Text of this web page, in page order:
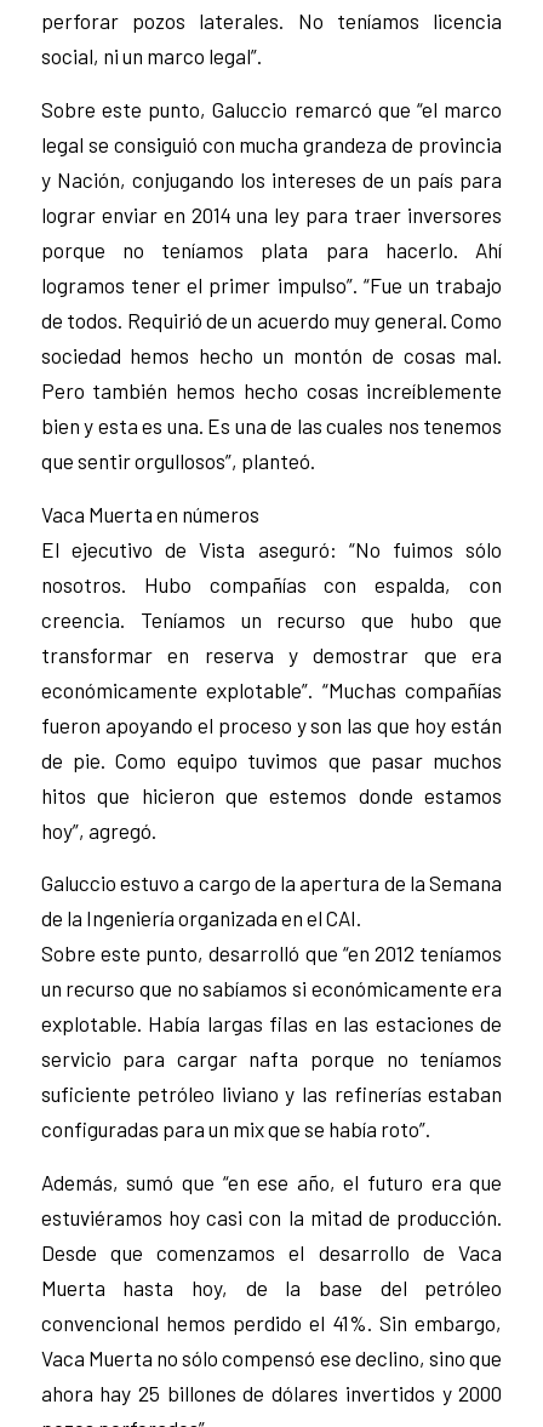
perforar pozos laterales. No teníamos licencia
social, ni un marco legal”.
Sobre este punto, Galuccio remarcó que “el marco
legal se consiguió con mucha grandeza de provincia
y Nación, conjugando los intereses de un país para
lograr enviar en 2014 una ley para traer inversores
porque no teníamos plata para hacerlo. Ahí
logramos tener el primer impulso”. “Fue un trabajo
de todos. Requirió de un acuerdo muy general. Como
sociedad hemos hecho un montón de cosas mal.
Pero también hemos hecho cosas increíblemente
bien y esta es una. Es una de las cuales nos tenemos
que sentir orgullosos”, planteó.
Vaca Muerta en números
El ejecutivo de Vista aseguró: “No fuimos sólo
nosotros. Hubo compañías con espalda, con
creencia. Teníamos un recurso que hubo que
transformar en reserva y demostrar que era
económicamente explotable”. “Muchas compañías
fueron apoyando el proceso y son las que hoy están
de pie. Como equipo tuvimos que pasar muchos
hitos que hicieron que estemos donde estamos
hoy”, agregó.
Galuccio estuvo a cargo de la apertura de la Semana
de la Ingeniería organizada en el CAI.
Sobre este punto, desarrolló que “en 2012 teníamos
un recurso que no sabíamos si económicamente era
explotable. Había largas filas en las estaciones de
servicio para cargar nafta porque no teníamos
suficiente petróleo liviano y las refinerías estaban
configuradas para un mix que se había roto”.
Además, sumó que “en ese año, el futuro era que
estuviéramos hoy casi con la mitad de producción.
Desde que comenzamos el desarrollo de Vaca
Muerta hasta hoy, de la base del petróleo
convencional hemos perdido el 41%. Sin embargo,
Vaca Muerta no sólo compensó ese declino, sino que
ahora hay 25 billones de dólares invertidos y 2000